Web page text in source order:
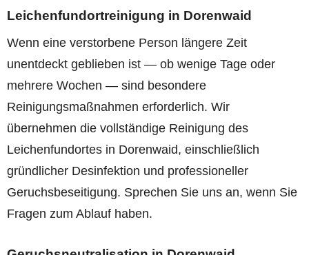
Leichenfundortreinigung in Dorenwaid
Wenn eine verstorbene Person längere Zeit
unentdeckt geblieben ist — ob wenige Tage oder
mehrere Wochen — sind besondere
Reinigungsmaßnahmen erforderlich. Wir
übernehmen die vollständige Reinigung des
Leichenfundortes in Dorenwaid, einschließlich
gründlicher Desinfektion und professioneller
Geruchsbeseitigung. Sprechen Sie uns an, wenn Sie
Fragen zum Ablauf haben.